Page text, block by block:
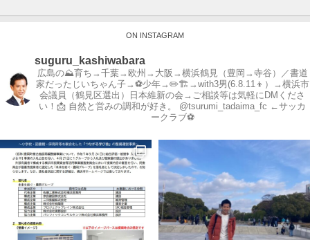
ON INSTAGRAM
suguru_kashiwabara
広島の⛰育ち→千葉→欧州→大阪→横浜鶴見（豊岡→寺谷）／書道
家だったじいちゃん子→⚽️少年→✏️🏗→with3男(6.8.11👦）→横浜市
会議員（鶴見区選出）日本維新の会→ご相談等は気軽にDMくださ
い！📩 自然と営みの調和が好き。
@tsurumi_tadaima_fc ←サッカ
ークラブ⚽️